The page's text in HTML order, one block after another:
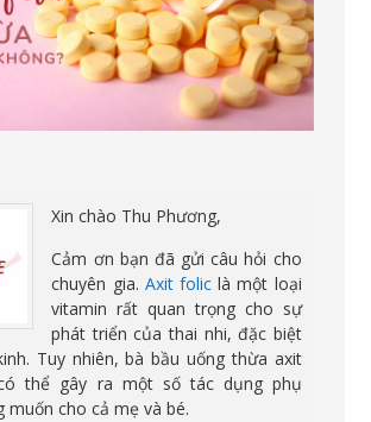
Xin chào Thu Phương,
Cảm ơn bạn đã gửi câu hỏi cho
chuyên gia. Axit folic là một loại
vitamin rất quan trọng cho sự
phát triển của thai nhi, đặc biệt
Tuy nhiên, bà bầu uống thừa axit
thể gây ra một số tác dụng phụ
muốn cho cả mẹ và bé.